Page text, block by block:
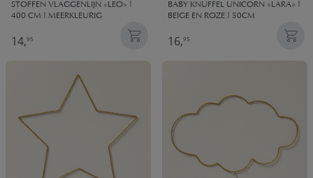
STOFFEN VLAGGENLIJN «LEO» |
400 CM | MEERKLEURIG
14,95
BABY KNUFFEL UNICORN «LARA» |
BEIGE EN ROZE | 50CM
16,95